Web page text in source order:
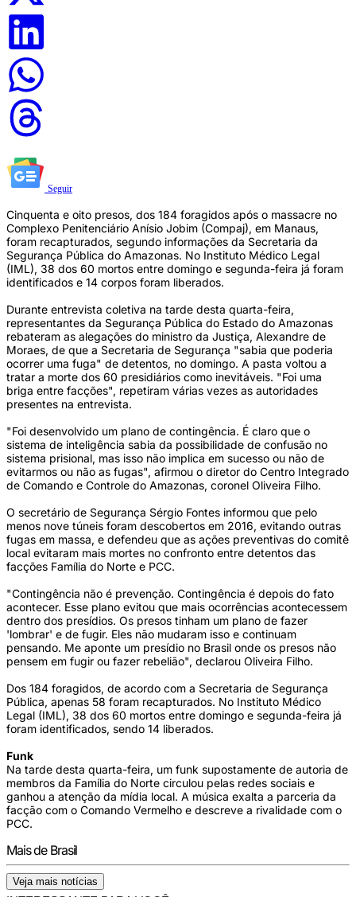
Seguir
Cinquenta e oito presos, dos 184 foragidos após o massacre no
Complexo Penitenciário Anísio Jobim (Compaj), em Manaus,
foram recapturados, segundo informações da Secretaria da
Segurança Pública do Amazonas. No Instituto Médico Legal
(IML), 38 dos 60 mortos entre domingo e segunda-feira já foram
identificados e 14 corpos foram liberados.
Durante entrevista coletiva na tarde desta quarta-feira,
representantes da Segurança Pública do Estado do Amazonas
rebateram as alegações do ministro da Justiça, Alexandre de
Moraes, de que a Secretaria de Segurança "sabia que poderia
ocorrer uma fuga" de detentos, no domingo. A pasta voltou a
tratar a morte dos 60 presidiários como inevitáveis. "Foi uma
briga entre facções", repetiram várias vezes as autoridades
presentes na entrevista.
"Foi desenvolvido um plano de contingência. É claro que o
sistema de inteligência sabia da possibilidade de confusão no
sistema prisional, mas isso não implica em sucesso ou não de
evitarmos ou não as fugas", afirmou o diretor do Centro Integrado
de Comando e Controle do Amazonas, coronel Oliveira Filho.
O secretário de Segurança Sérgio Fontes informou que pelo
menos nove túneis foram descobertos em 2016, evitando outras
fugas em massa, e defendeu que as ações preventivas do comitê
local evitaram mais mortes no confronto entre detentos das
facções Família do Norte e PCC.
"Contingência não é prevenção. Contingência é depois do fato
acontecer. Esse plano evitou que mais ocorrências acontecessem
dentro dos presídios. Os presos tinham um plano de fazer
'lombrar' e de fugir. Eles não mudaram isso e continuam
pensando. Me aponte um presídio no Brasil onde os presos não
pensem em fugir ou fazer rebelião", declarou Oliveira Filho.
Dos 184 foragidos, de acordo com a Secretaria de Segurança
Pública, apenas 58 foram recapturados. No Instituto Médico
Legal (IML), 38 dos 60 mortos entre domingo e segunda-feira já
foram identificados, sendo 14 liberados.
Funk
Na tarde desta quarta-feira, um funk supostamente de autoria de
membros da Família do Norte circulou pelas redes sociais e
ganhou a atenção da mídia local. A música exalta a parceria da
facção com o Comando Vermelho e descreve a rivalidade com o
PCC.
Mais de Brasil
Veja mais notícias